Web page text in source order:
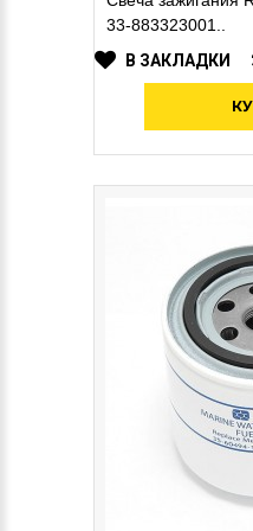
33-883323001..
В ЗАКЛАДКИ